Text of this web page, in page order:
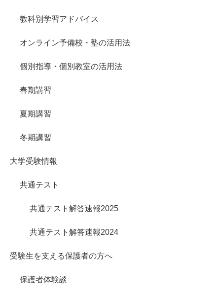
教科別学習アドバイス
オンライン予備校・塾の活用法
個別指導・個別教室の活用法
春期講習
夏期講習
冬期講習
大学受験情報
共通テスト
共通テスト解答速報2025
共通テスト解答速報2024
受験生を支える保護者の方へ
保護者体験談